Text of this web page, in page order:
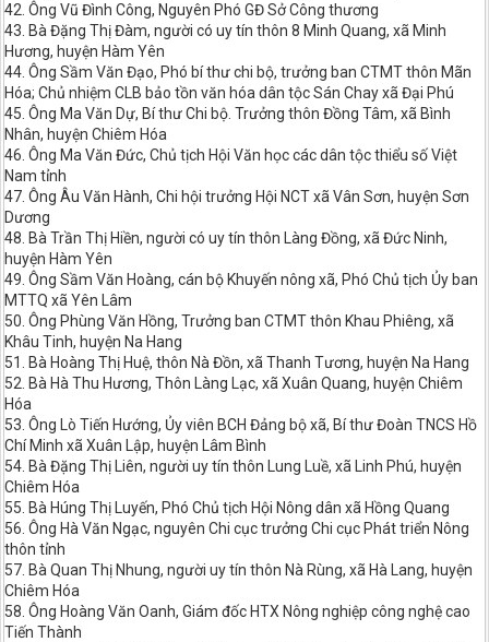
42. Ông Vũ Đình Công, Nguyên Phó GĐ Sở Công thương
43. Bà Đặng Thị Đàm, người có uy tín thôn 8 Minh Quang, xã Minh
Hương, huyện Hàm Yên
44. Ông Sầm Văn Đạo, Phó bí thư chi bộ, trưởng ban CTMT thôn Mãn
Hóa; Chủ nhiệm CLB bảo tồn văn hóa dân tộc Sán Chay xã Đại Phú
45. Ông Ma Văn Dự, Bí thư Chi bộ. Trưởng thôn Đồng Tâm, xã Bình
Nhân, huyện Chiêm Hóa
46. Ông Ma Văn Đức, Chủ tịch Hội Văn học các dân tộc thiểu số Việt
Nam tỉnh
47. Ông Âu Văn Hành, Chi hội trưởng Hội NCT xã Vân Sơn, huyện Sơn
Dương
48. Bà Trần Thị Hiền, người có uy tín thôn Làng Đồng, xã Đức Ninh,
huyện Hàm Yên
49. Ông Sầm Văn Hoàng, cán bộ Khuyến nông xã, Phó Chủ tịch Ủy ban
MTTQ xã Yên Lâm
50. Ông Phùng Văn Hồng, Trưởng ban CTMT thôn Khau Phiêng, xã
Khâu Tinh, huyện Na Hang
51. Bà Hoàng Thị Huệ, thôn Nà Đồn, xã Thanh Tương, huyện Na Hang
52. Bà Hà Thu Hương, Thôn Làng Lạc, xã Xuân Quang, huyện Chiêm
Hóa
53. Ông Lò Tiến Hướng, Ủy viên BCH Đảng bộ xã, Bí thư Đoàn TNCS Hồ
Chí Minh xã Xuân Lập, huyện Lâm Bình
54. Bà Đặng Thị Liên, người uy tín thôn Lung Luề, xã Linh Phú, huyện
Chiêm Hóa
55. Bà Húng Thị Luyến, Phó Chủ tịch Hội Nông dân xã Hồng Quang
56. Ông Hà Văn Ngạc, nguyên Chi cục trưởng Chi cục Phát triển Nông
thôn tỉnh
57. Bà Quan Thị Nhung, người uy tín thôn Nà Rùng, xã Hà Lang, huyện
Chiêm Hóa
58. Ông Hoàng Văn Oanh, Giám đốc HTX Nông nghiệp công nghệ cao
Tiến Thành